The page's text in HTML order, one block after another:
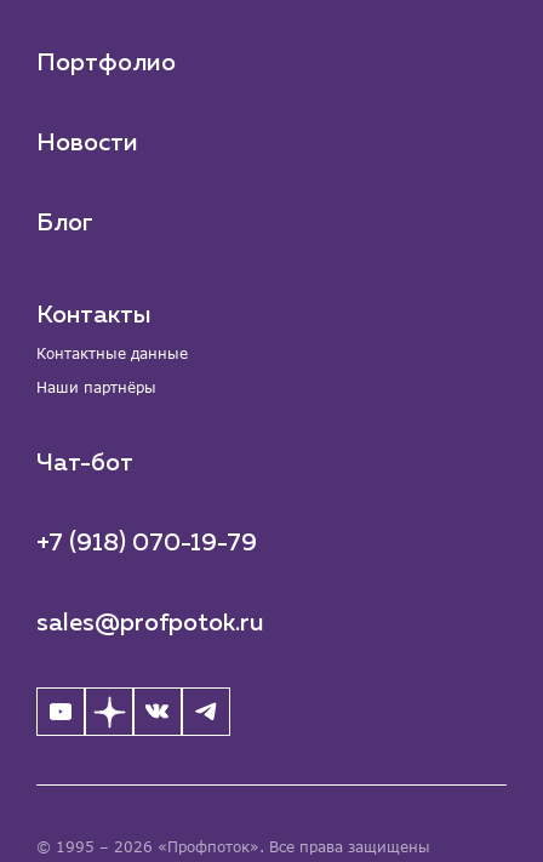
Портфолио
Новости
Блог
Контакты
Контактные данные
Наши партнёры
Чат-бот
+7 (918) 070-19-79
sales@profpotok.ru
© 1995 – 2026 «Профпоток». Все права защищены